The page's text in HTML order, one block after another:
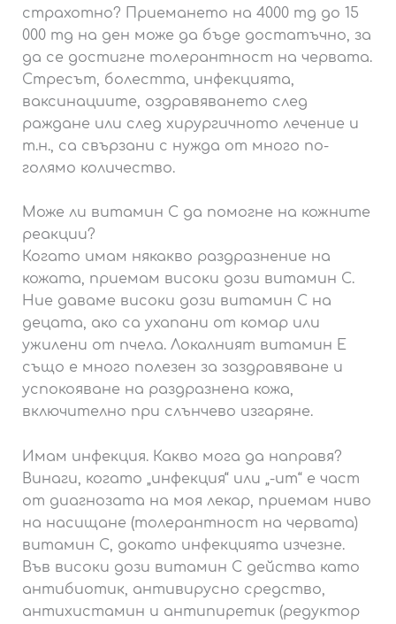
страхотно? Приемането на 4000 mg до 15
000 mg на ден може да бъде достатъчно, за
да се достигне толерантност на червата.
Стресът, болестта, инфекцията,
ваксинациите, оздравяването след
раждане или след хирургичното лечение и
т.н., са свързани с нужда от много по-
голямо количество.
Може ли витамин С да помогне на кожните
реакции?
Когато имам някакво раздразнение на
кожата, приемам високи дози витамин С.
Ние даваме високи дози витамин С на
децата, ако са ухапани от комар или
ужилени от пчела. Локалният витамин Е
също е много полезен за заздравяване и
успокояване на раздразнена кожа,
включително при слънчево изгаряне.
Имам инфекция. Какво мога да направя?
Винаги, когато „инфекция“ или „-ит“ е част
от диагнозата на моя лекар, приемам ниво
на насищане (толерантност на червата)
витамин С, докато инфекцията изчезне.
Във високи дози витамин С действа като
антибиотик, антивирусно средство,
антихистамин и антипиретик (редуктор